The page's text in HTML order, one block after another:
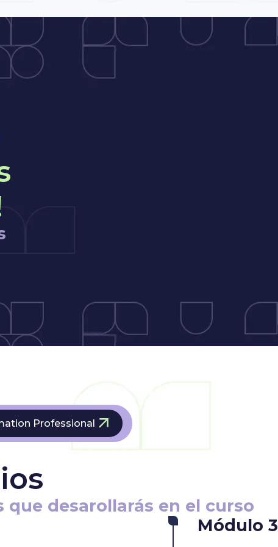
Professional
que desarollarás en el curso
Módulo 3